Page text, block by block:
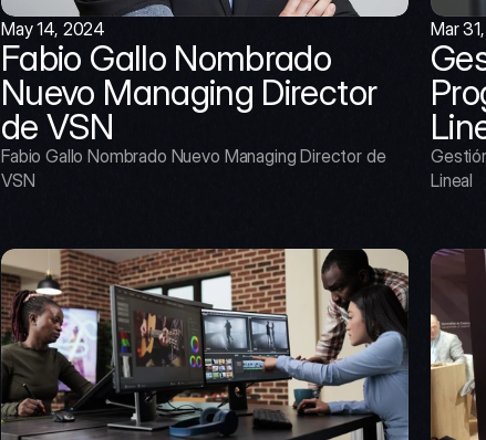
May 14, 2024
Fabio Gallo Nombrado
Nuevo Managing Director
de VSN
Fabio Gallo Nombrado Nuevo Managing Director de
VSN
Mar
Lineal